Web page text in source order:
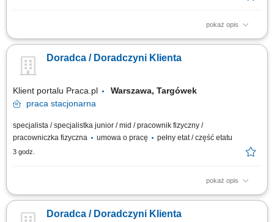
pokaż opis
Dbanie o prawidłowe wyeksponowanie asortymentu, estetykę strefy
oznaczeń cenowych, prowadzenie przecen oraz kontrola terminowości i
jakości produktów. Pomoc klientom w odnajdywaniu poszukiwanych
Doradca / Doradczyni Klienta
Klient portalu Praca.pl
Warszawa, Targówek
praca stacjonarna
specjalista / specjalistka junior / mid / pracownik fizyczny /
pracowniczka fizyczna
umowa o pracę pełny etat / część etatu
3 godz.
pokaż opis
Dbanie o prawidłowe wyeksponowanie asortymentu, estetykę strefy
oznaczeń cenowych, prowadzenie przecen oraz kontrola terminowości i
Doradca / Doradczyni Klienta